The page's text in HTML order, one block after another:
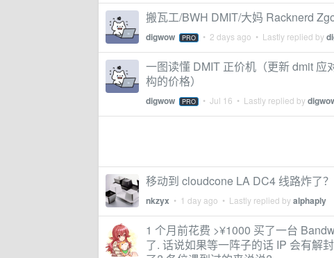
搬瓦工/BWH DMIT/大妈 Racknerd
digwow PRO • 2 days ago • Lastly replied by
一图读懂 DMIT 正价机（更新 dmit
构的价格）
digwow PRO • Jul 16 • Lastly replied by
移动到 cloudcone LA DC4 线路炸了？
nkzyx • 1 day ago • Lastly replied byalphaply
1 个月前花费 >¥1000 买了一台
了. 话说如果等一阵子的话 IP 会有解